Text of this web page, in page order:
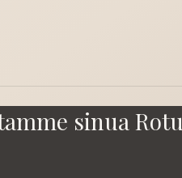
sinua